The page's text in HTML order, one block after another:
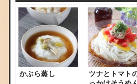
かぶら蒸し
ツナとトマト